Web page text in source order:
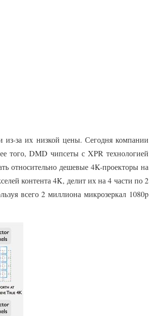
из-за их низкой цены. Сегодня компании
того, DMD чипсеты с XPR технологией
относительно дешевые 4K-проекторы на
контента 4K, делит их на 4 части по 2
всего 2 миллиона микрозеркал 1080p